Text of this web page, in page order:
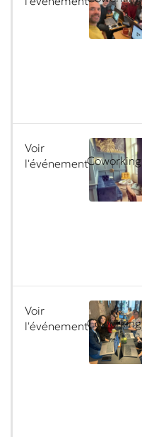
Voir
l'événementCoworking
Voir
l'événementCoworking